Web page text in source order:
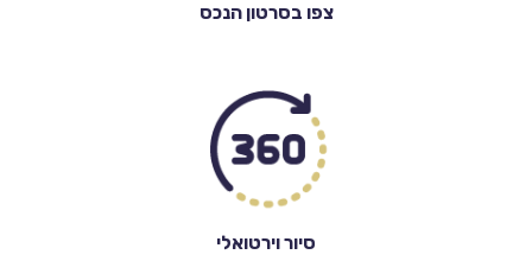
צפו בסרטון הנכס
סיור וירטואלי